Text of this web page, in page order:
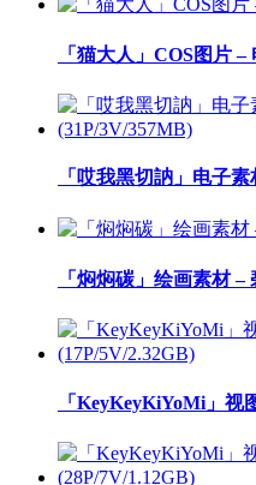
「猫大人」COS图片
「哎我黑切訥」电子
「焖焖碳」绘画素材 –
「KeyKeyKiYoMi」视